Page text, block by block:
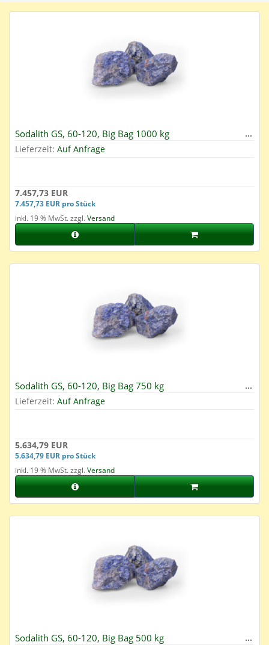
Sodalith GS, 60-120, Big Bag 1000 kg
Lieferzeit: Auf Anfrage
7.457,73 EUR
7.457,73 EUR pro Stück
inkl. 19 % MwSt. zzgl.Versand
Sodalith GS, 60-120, Big Bag 750 kg
Lieferzeit: Auf Anfrage
5.634,79 EUR
5.634,79 EUR pro Stück
inkl. 19 % MwSt. zzgl.Versand
Sodalith GS, 60-120, Big Bag 500 kg